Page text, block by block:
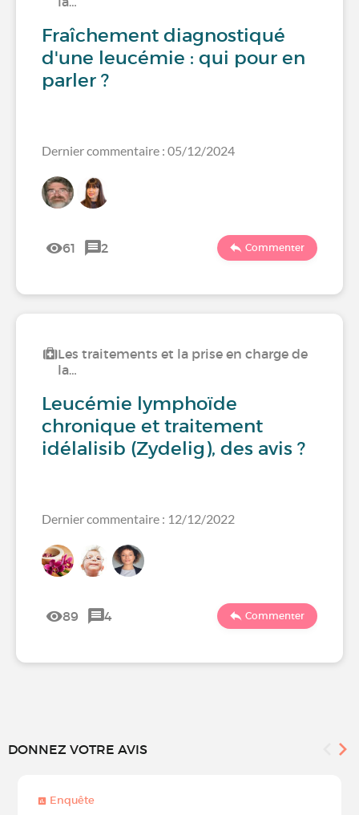
Fraîchement diagnostiqué
d'une leucémie : qui pour en
parler ?
Dernier commentaire : 05/12/2024
61 2 Commenter
Les traitements et la prise en charge de
la…
Leucémie lymphoïde
chronique et traitement
idélalisib (Zydelig), des avis ?
Dernier commentaire : 12/12/2022
89 4 Commenter
DONNEZ VOTRE AVIS
Enquête